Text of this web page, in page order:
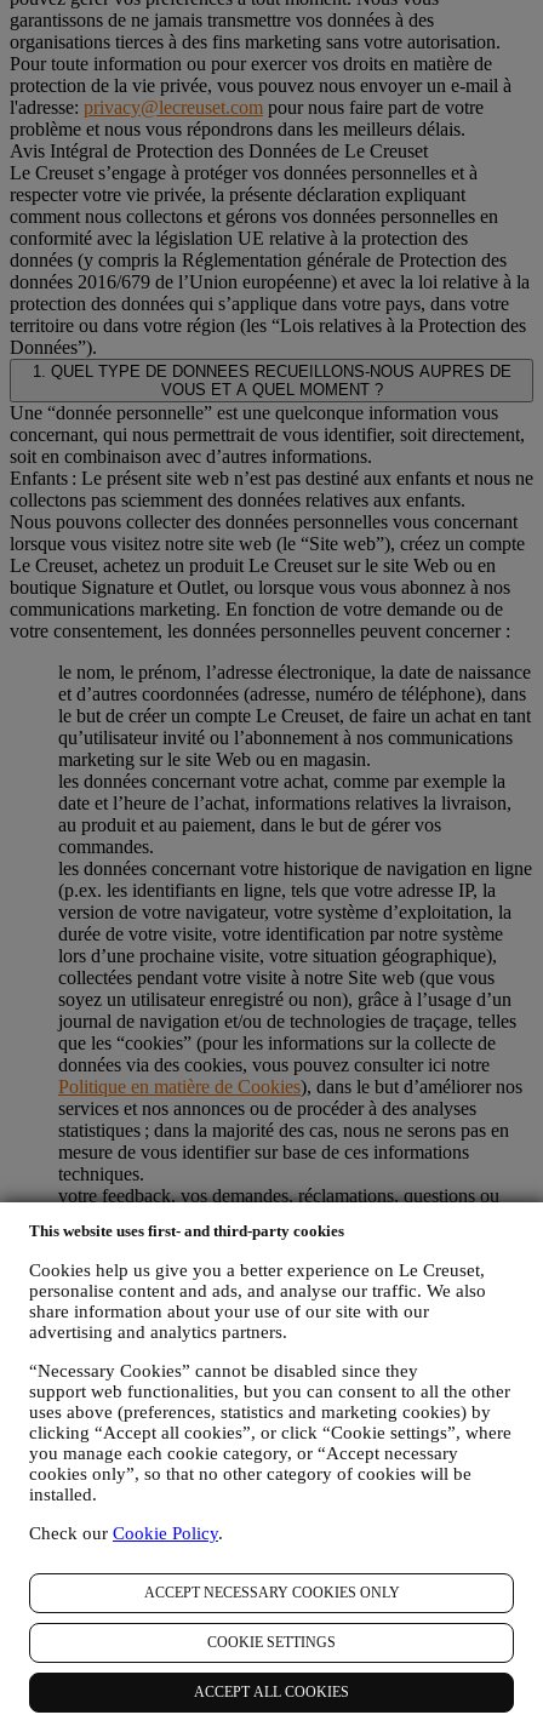
This website uses first- and third-party cookies
Cookies help us give you a better experience on Le Creuset,
personalise content and ads, and analyse our traffic. We also
share information about your use of our site with our
advertising and analytics partners.
“Necessary Cookies” cannot be disabled since they
support web functionalities, but you can consent to all the other
uses above (preferences, statistics and marketing cookies) by
clicking “Accept all cookies”, or click “Cookie settings”, where
you manage each cookie category, or “Accept necessary
cookies only”, so that no other category of cookies will be
installed.
Check our Cookie Policy.
ACCEPT NECESSARY COOKIES ONLY
COOKIE SETTINGS
ACCEPT ALL COOKIES
garantissons de ne jamais transmettre vos données à des
organisations tierces à des fins marketing sans votre autorisation.
Pour toute information ou pour exercer vos droits en matière de
protection de la vie privée, vous pouvez nous envoyer un e-mail à
l'adresse: privacy@lecreuset.com pour nous faire part de votre
problème et nous vous répondrons dans les meilleurs délais.
Avis Intégral de Protection des Données de Le Creuset
Le Creuset s’engage à protéger vos données personnelles et à
respecter votre vie privée, la présente déclaration expliquant
comment nous collectons et gérons vos données personnelles en
conformité avec la législation UE relative à la protection des
données (y compris la Réglementation générale de Protection des
données 2016/679 de l’Union européenne) et avec la loi relative à la
protection des données qui s’applique dans votre pays, dans votre
territoire ou dans votre région (les “Lois relatives à la Protection des
Données”).
1. QUEL TYPE DE DONNEES RECUEILLONS-NOUS AUPRES DE
VOUS ET A QUEL MOMENT ?
Une “donnée personnelle” est une quelconque information vous
concernant, qui nous permettrait de vous identifier, soit directement,
soit en combinaison avec d’autres informations.
Enfants : Le présent site web n’est pas destiné aux enfants et nous ne
collectons pas sciemment des données relatives aux enfants.
Nous pouvons collecter des données personnelles vous concernant
lorsque vous visitez notre site web (le “Site web”), créez un compte
Le Creuset, achetez un produit Le Creuset sur le site Web ou en
boutique Signature et Outlet, ou lorsque vous vous abonnez à nos
communications marketing. En fonction de votre demande ou de
votre consentement, les données personnelles peuvent concerner :
le nom, le prénom, l’adresse électronique, la date de naissance
et d’autres coordonnées (adresse, numéro de téléphone), dans
le but de créer un compte Le Creuset, de faire un achat en tant
qu’utilisateur invité ou l’abonnement à nos communications
marketing sur le site Web ou en magasin.
les données concernant votre achat, comme par exemple la
date et l’heure de l’achat, informations relatives la livraison,
au produit et au paiement, dans le but de gérer vos
commandes.
les données concernant votre historique de navigation en ligne
(p.ex. les identifiants en ligne, tels que votre adresse IP, la
version de votre navigateur, votre système d’exploitation, la
durée de votre visite, votre identification par notre système
lors d’une prochaine visite, votre situation géographique),
collectées pendant votre visite à notre Site web (que vous
soyez un utilisateur enregistré ou non), grâce à l’usage d’un
journal de navigation et/ou de technologies de traçage, telles
que les “cookies” (pour les informations sur la collecte de
données via des cookies, vous pouvez consulter ici notre
Politique en matière de Cookies), dans le but d’améliorer nos
services et nos annonces ou de procéder à des analyses
statistiques ; dans la majorité des cas, nous ne serons pas en
mesure de vous identifier sur base de ces informations
techniques.
votre feedback, vos demandes, réclamations, questions ou
posts sur les réseaux sociaux, e-mails ou appels
téléphoniques).
Les données personnelles vous concernant, que nous collectons
lorsque vous utilisez le Site web ou lorsque vous nous fournissez de
toute autre façon une quelconque information d’identification
personnelle, sont dûment protégées et vos droits au respect de la vie
privée sont expliqués sous le paragraphe 8 ci-dessous.
2. QUI RECUEILLE VOS DONNEES PERSONNELLES ?
Le contrôleur des données relatives aux services d’e-commerce
proposés sur le Site web est Le Creuset Benelux SA, dont le siège
social est établi à Le Creuset Benelux SA, 4 Rue de la Presse, 1000
Bruxelles, Belgique.
Si vous acceptez de recevoir des communications commerciales de
notre part, vous ferez partie de la base de données des
conjointement, par Le Creuset BENELUX et Group AG, dont le
siège social est situé à Neuhofstrasse 4, 6340 Baar, en Suisse. Son
représentant désigné dans l'UE est Le Creuset SL, numéro de TVA
B62153630, dont les bureaux sont situés Paseo de Gracia 9 2º,
08007 Barcelone, Espagne. L’accord de responsabilité conjointe
pourvoit (a) à Le Creuset Group AG la responsabilité de la stratégie